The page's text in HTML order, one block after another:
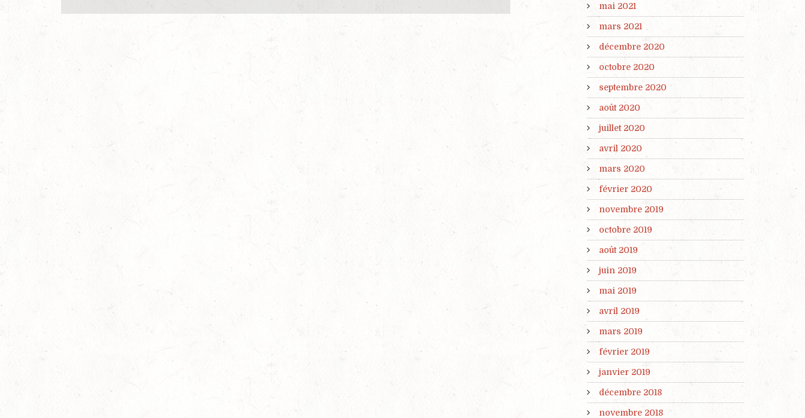
mai 2021
mars 2021
décembre 2020
octobre 2020
septembre 2020
août 2020
juillet 2020
avril 2020
mars 2020
février 2020
novembre 2019
octobre 2019
août 2019
juin 2019
mai 2019
avril 2019
mars 2019
février 2019
janvier 2019
décembre 2018
novembre 2018